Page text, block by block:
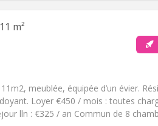
11 m²
meublée, équipée d’un évier.
Loyer €450 / mois : toutes
lln : €325 / an Commun de 8
Other
Atmosphere: